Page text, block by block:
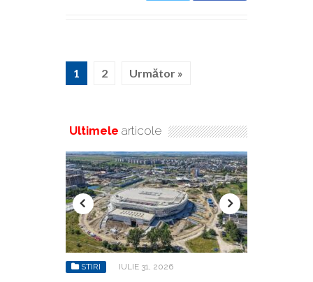
1 2 Următor »
Ultimele articole
STIRI AUGUST 6, 2026